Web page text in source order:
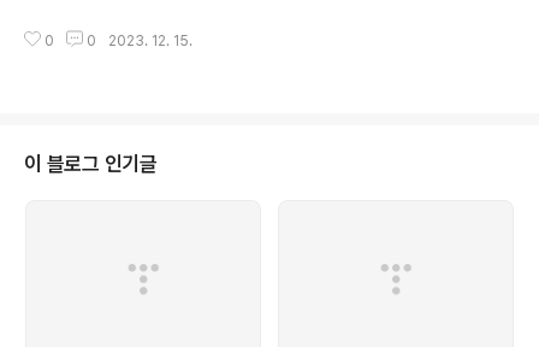
0 0 2023. 12. 15.
이 블로그 인기글